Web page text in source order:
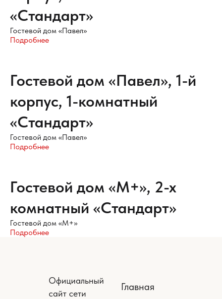
«Стандарт»
Гостевой дом «Павел»
Подробнее
Гостевой дом «Павел», 1-й
корпус, 1-комнатный
«Стандарт»
Гостевой дом «Павел»
Подробнее
Гостевой дом «М+», 2-х
комнатный «Стандарт»
Гостевой дом «М+»
Подробнее
Официальный
сайт сети
Главная